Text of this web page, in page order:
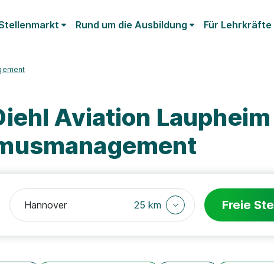
Rund um die Ausbildung Für Lehrkräfte
Aviation Laupheim
25 km Freie